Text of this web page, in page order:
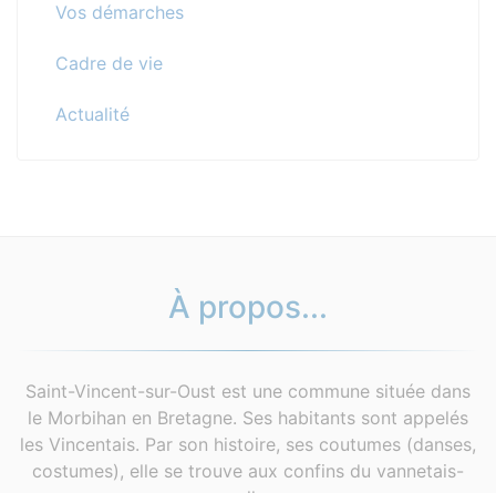
Vos démarches
Cadre de vie
Actualité
À propos...
Saint-Vincent-sur-Oust est une commune située dans
le Morbihan en Bretagne. Ses habitants sont appelés
les Vincentais. Par son histoire, ses coutumes (danses,
costumes), elle se trouve aux confins du vannetais-